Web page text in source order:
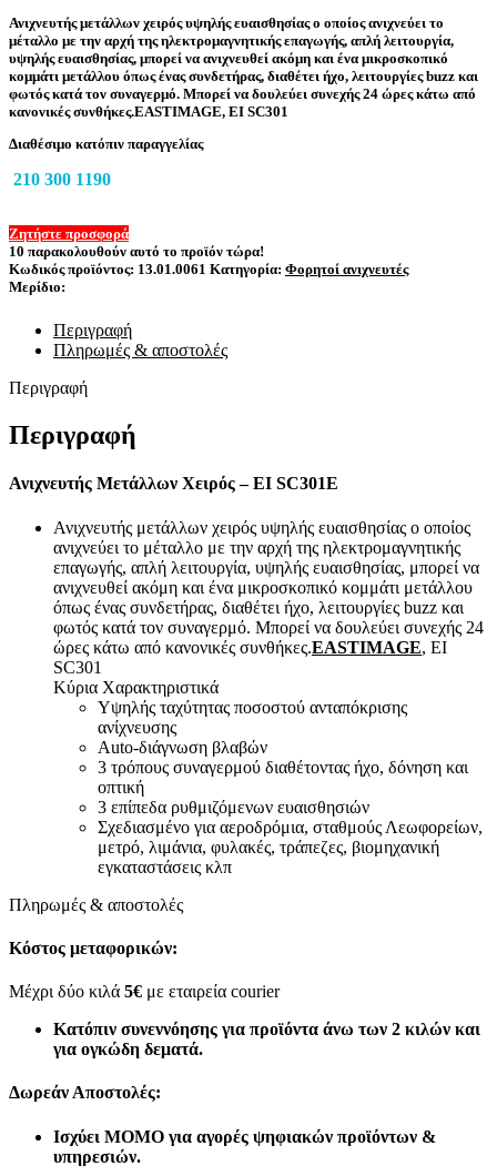
Ανιχνευτής μετάλλων χειρός υψηλής ευαισθησίας ο οποίος ανιχνεύει το
μέταλλο με την αρχή της ηλεκτρομαγνητικής επαγωγής, απλή λειτουργία,
υψηλής ευαισθησίας, μπορεί να ανιχνευθεί ακόμη και ένα μικροσκοπικό
κομμάτι μετάλλου όπως ένας συνδετήρας, διαθέτει ήχο, λειτουργίες buzz και
φωτός κατά τον συναγερμό. Μπορεί να δουλεύει συνεχής 24 ώρες κάτω από
κανονικές συνθήκες.EASTIMAGE, EI SC301
Διαθέσιμο κατόπιν παραγγελίας
210 300 1190
Ζητήστε προσφορά
10 παρακολουθούν αυτό το προϊόν τώρα!
Κωδικός προϊόντος: 13.01.0061 Κατηγορία: Φορητοί ανιχνευτές
Μερίδιο:
Περιγραφή
Πληρωμές & αποστολές
Περιγραφή
Περιγραφή
Ανιχνευτής Μετάλλων Χειρός – EI SC301E
Ανιχνευτής μετάλλων χειρός υψηλής ευαισθησίας ο οποίος
ανιχνεύει το μέταλλο με την αρχή της ηλεκτρομαγνητικής
επαγωγής, απλή λειτουργία, υψηλής ευαισθησίας, μπορεί να
ανιχνευθεί ακόμη και ένα μικροσκοπικό κομμάτι μετάλλου
όπως ένας συνδετήρας, διαθέτει ήχο, λειτουργίες buzz και
φωτός κατά τον συναγερμό. Μπορεί να δουλεύει συνεχής 24
ώρες κάτω από κανονικές συνθήκες.EASTIMAGE, EI
SC301
Κύρια Χαρακτηριστικά
Υψηλής ταχύτητας ποσοστού ανταπόκρισης
ανίχνευσης
Auto-διάγνωση βλαβών
3 τρόπους συναγερμού διαθέτοντας ήχο, δόνηση και
οπτική
3 επίπεδα ρυθμιζόμενων ευαισθησιών
Σχεδιασμένο για αεροδρόμια, σταθμούς Λεωφορείων,
μετρό, λιμάνια, φυλακές, τράπεζες, βιομηχανική
εγκαταστάσεις κλπ
Πληρωμές & αποστολές
Κόστος μεταφορικών:
Μέχρι δύο κιλά 5€ με εταιρεία courier
Κατόπιν συνεννόησης για προϊόντα άνω των 2 κιλών και
για ογκώδη δεματά.
Δωρεάν Αποστολές:
Ισχύει MOMO για αγορές ψηφιακών προϊόντων &
υπηρεσιών.